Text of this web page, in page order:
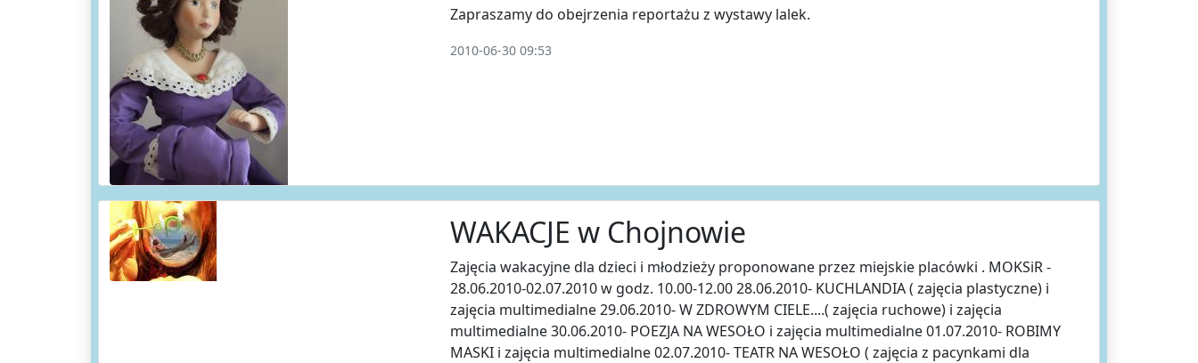
Zapraszamy do obejrzenia reportażu z wystawy lalek.
2010-06-30 09:53
WAKACJE w Chojnowie
Zajęcia wakacyjne dla dzieci i młodzieży proponowane przez miejskie placówki . MOKSiR -
28.06.2010-02.07.2010 w godz. 10.00-12.00 28.06.2010- KUCHLANDIA ( zajęcia plastyczne) i
zajęcia multimedialne 29.06.2010- W ZDROWYM CIELE....( zajęcia ruchowe) i zajęcia
multimedialne 30.06.2010- POEZJA NA WESOŁO i zajęcia multimedialne 01.07.2010- ROBIMY
MASKI i zajęcia multimedialne 02.07.2010- TEATR NA WESOŁO ( zajęcia z pacynkami dla